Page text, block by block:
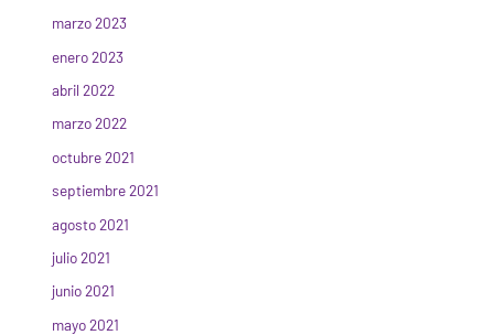
marzo 2023
enero 2023
abril 2022
marzo 2022
octubre 2021
septiembre 2021
agosto 2021
julio 2021
junio 2021
mayo 2021